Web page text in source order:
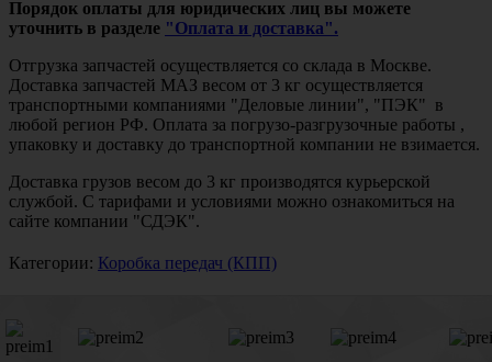
Порядок оплаты для юридических лиц вы можете
уточнить в разделе "Оплата и доставка".
Отгрузка запчастей осуществляется со склада в Москве.
Доставка запчастей МАЗ весом от 3 кг осуществляется
транспортными компаниями "Деловые линии", "ПЭК" в
любой регион РФ. Оплата за погрузо-разгрузочные работы ,
упаковку и доставку до транспортной компании не взимается.
Доставка грузов весом до 3 кг производятся курьерской
службой. С тарифами и условиями можно ознакомиться на
сайте компании "СДЭК".
Категории: Коробка передач (КПП)